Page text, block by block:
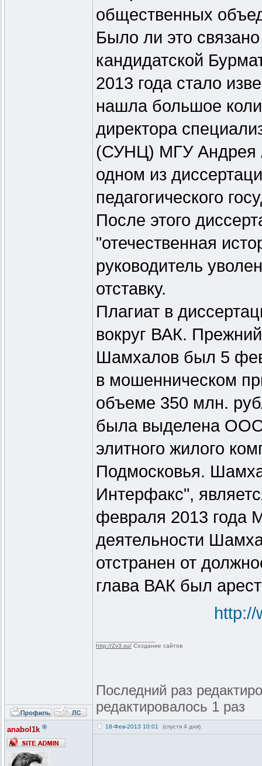
общественных
Было ли это
кандидатской
2013 года стало
нашла большое
директора
(СУНЦ) МГУ Андрея
одном из
педагогического
После этого
"отечественная
руководитель
отставку.
Плагиат в
вокруг ВАК.
Шамхалов был 5
в мошенническом
объеме 350 млн.
была выделена ООО
элитного жилого
Подмосковья.
Интерфакс",
февраля 2013 года
деятельности
отстранен от
глава ВАК был
http://2v3.su/ Создание сайтов
Последний раз
редактировалось 1 раз
anabol1k ® 18-Фев-2013 10:01 (спустя 4 дня)